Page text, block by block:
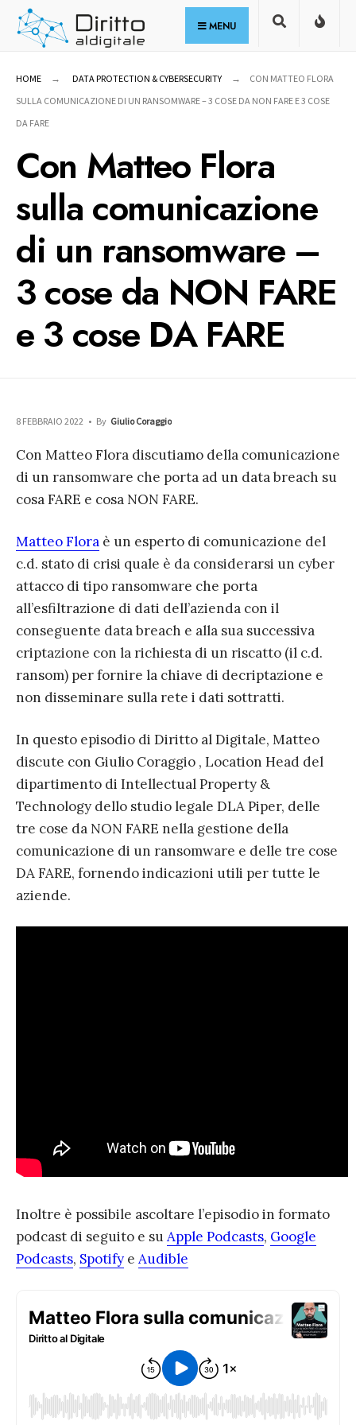
Skip
MENU
HOME DATA PROTECTION & CYBERSECURITY
CON MATTEO FLORA
SULLA COMUNICAZIONE DI UN RANSOMWARE – 3 COSE DA NON FARE E 3 COSE
DA FARE
Con Matteo Flora
sulla comunicazione
di un ransomware –
3 cose da NON FARE
e 3 cose DA FARE
8 FEBBRAIO 2022 • By Giulio Coraggio
Con Matteo Flora discutiamo della comunicazione
di un ransomware che porta ad un data breach su
cosa FARE e cosa NON FARE.
Matteo Flora è un esperto di comunicazione del
c.d. stato di crisi quale è da considerarsi un cyber
attacco di tipo ransomware che porta
all’esfiltrazione di dati dell’azienda con il
conseguente data breach e alla sua successiva
criptazione con la richiesta di un riscatto (il c.d.
ransom) per fornire la chiave di decriptazione e
non disseminare sulla rete i dati sottratti.
In questo episodio di Diritto al Digitale, Matteo
discute con Giulio Coraggio , Location Head del
dipartimento di Intellectual Property &
Technology dello studio legale DLA Piper, delle
tre cose da NON FARE nella gestione della
comunicazione di un ransomware e delle tre cose
DA FARE, fornendo indicazioni utili per tutte le
aziende.
Inoltre è possibile ascoltare l’episodio in formato
podcast di seguito e suApple Podcasts, Google
Podcasts, Spotify e Audible